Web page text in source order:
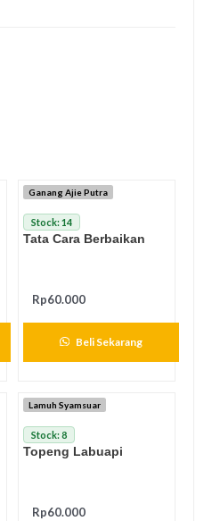
Ganang Ajie Putra
Stock: 14
Tata Cara Berbaikan
Rp60.000
Beli Sekarang
Lamuh Syamsuar
Stock: 8
Topeng Labuapi
Rp60.000